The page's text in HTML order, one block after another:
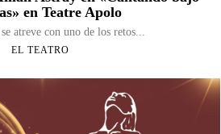
en Teatre Apolo
atreve con uno de los retos...
EL TEATRO